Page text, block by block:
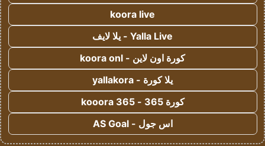
koora live
Yalla Live - يلا لايف
كورة اون لاين - koora onl
يلا كورة - yallakora
كورة 365 - kooora 365
اس جول - AS Goal